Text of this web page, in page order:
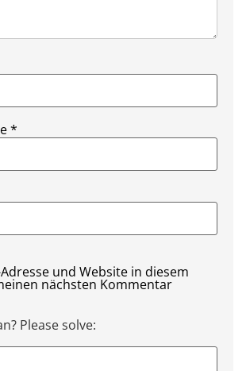
*
und Website in diesem
nächsten Kommentar
Please solve: